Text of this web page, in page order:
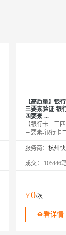
【高质量】银
三要素验证-银
四要素-...
【银行卡二三
三要素-银行卡
素-银行卡四要
行卡三要素认
要素-银行卡
卡三要素-银行
银行卡三要素-
服务商：
成交： 105446
￥0/次
查看详情